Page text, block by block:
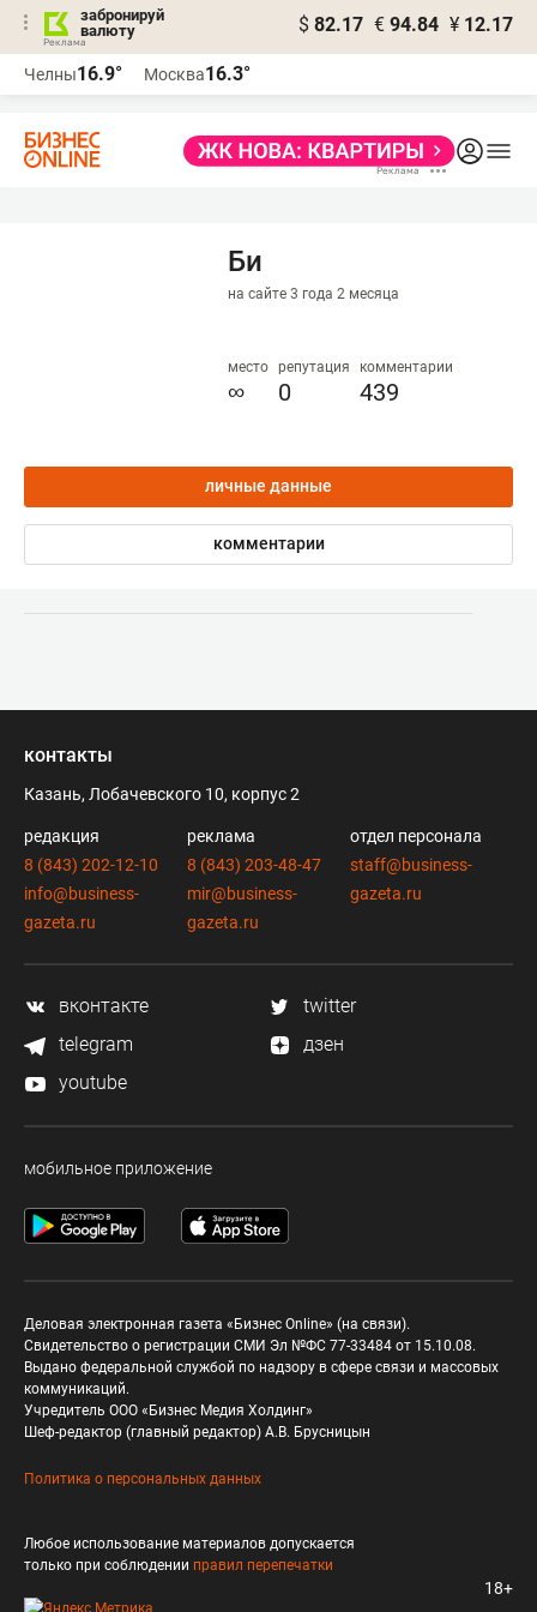
забронируй
валюту
$ 82.17 € 94.84 ¥ 12.17
Челны16.9° Москва16.3°
Би
на сайте 3 года 2 месяца
место
∞
репутация
0
комментарии
439
личные данные
комментарии
контакты
Казань, Лобачевского 10, корпус 2
редакция
8 (843) 202-12-10
info@business-
gazeta.ru
реклама
8 (843) 203-48-47
mir@business-
gazeta.ru
отдел персонала
staff@business-
gazeta.ru
вконтакте
twitter
telegram
дзен
youtube
мобильное приложение
Деловая электронная газета «Бизнес Online» (на связи).
Свидетельство о регистрации СМИ Эл №ФС 77-33484 от 15.10.08.
Выдано федеральной службой по надзору в сфере связи и массовых
коммуникаций.
Учредитель ООО «Бизнес Медия Холдинг»
Шеф-редактор (главный редактор) А.В. Брусницын
Политика о персональных данных
Любое использование материалов допускается
только при соблюдении правил перепечатки
18+